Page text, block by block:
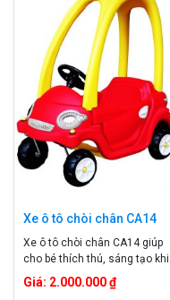
Xe ô tô chòi chân CA14
Xe ô tô chòi chân CA14 giúp
cho bé thích thú, sáng tạo khi
vận động .Xe ô tô chòi chân
giúp bé năng động và sáng tạo
Giá: 2.000.000 ₫